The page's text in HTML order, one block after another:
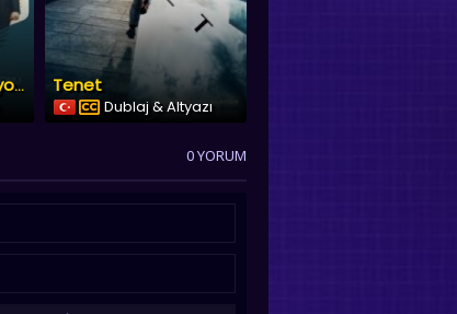
Kara Torba Operasyonu
Tenet
Dublaj & Altyazı
0 YORUM